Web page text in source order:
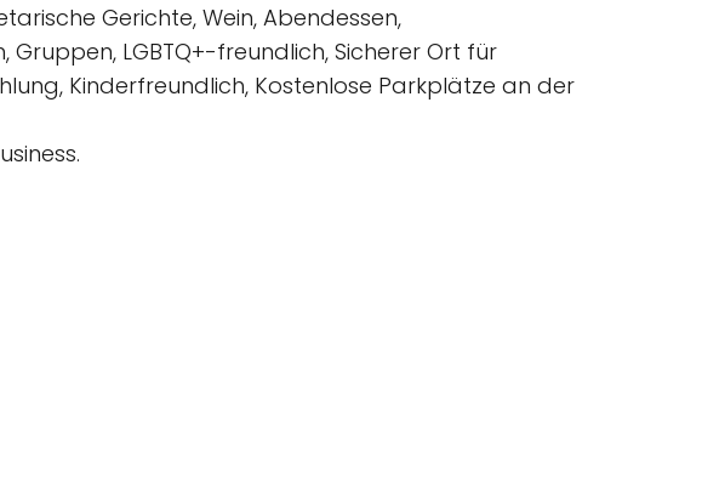
Gerichte, Wein, Abendessen,
LGBTQ+-freundlich, Sicherer Ort für
Kinder­freundlich, Kostenlose Parkplätze an der